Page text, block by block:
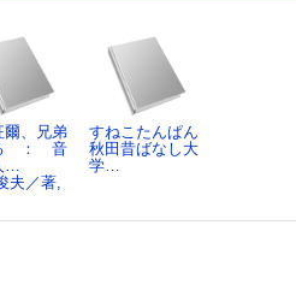
爾、兄弟
： 音
…
夫／著,
すねこたんぱん
秋田昔ばなし大
学…